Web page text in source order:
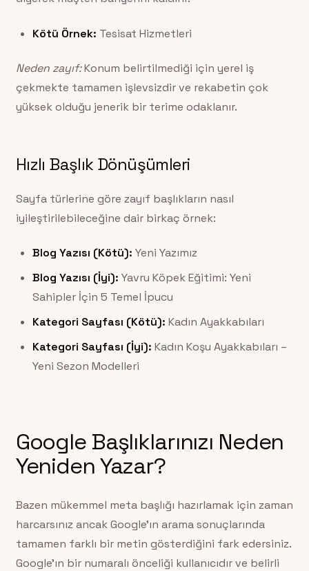
Kötü Örnek: Tesisat Hizmetleri
Neden zayıf:Konum belirtilmediği için yerel iş
çekmekte tamamen işlevsizdir ve rekabetin çok
yüksek olduğu jenerik bir terime odaklanır.
Hızlı Başlık Dönüşümleri
Sayfa türlerine göre zayıf başlıkların nasıl
iyileştirilebileceğine dair birkaç örnek:
Blog Yazısı (Kötü): Yeni Yazımız
Blog Yazısı (İyi): Yavru Köpek Eğitimi: Yeni
Sahipler İçin 5 Temel İpucu
Kategori Sayfası (Kötü): Kadın Ayakkabıları
Kategori Sayfası (İyi): Kadın Koşu Ayakkabıları –
Yeni Sezon Modelleri
Google Başlıklarınızı Neden
Yeniden Yazar?
Bazen mükemmel meta başlığı hazırlamak için zaman
harcarsınız ancak Google’ın arama sonuçlarında
tamamen farklı bir metin gösterdiğini fark edersiniz.
Google’ın bir numaralı önceliği kullanıcıdır ve belirli